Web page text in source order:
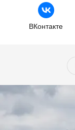
ВКонтакте